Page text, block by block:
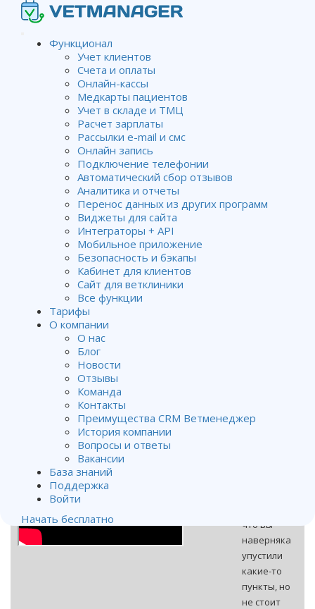
Функционал
Учет клиентов
Счета и оплаты
Онлайн-кассы
Медкарты пациентов
Учет в складе и ТМЦ
Расчет зарплаты
Рассылки e-mail и смс
Онлайн запись
Подключение телефонии
Автоматический сбор отзывов
Аналитика и отчеты
Перенос данных из других программ
Виджеты для сайта
Интеграторы + API
Мобильное приложение
Безопасность и бэкапы
Кабинет для клиентов
Сайт для ветклиники
Все функции
Тарифы
О компании
О нас
Блог
Новости
Отзывы
Команда
Контакты
Преимущества CRM Ветменеджер
История компании
Вопросы и ответы
Вакансии
База знаний
Поддержка
Войти
Начать бесплатно
День 3-6. Запускаем модуль
Счета
План внедрения Vetmanager в клинике
6. Запускаем модуль Счета
Вот мы подошли к следующему важному этапу —
работе со счетами.
можно
что вы
наверняка
упустили
какие-то
пункты, но
не стоит